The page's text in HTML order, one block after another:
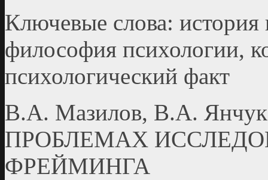
Ключевые слова: история
философия психологии,
психологический факт
В.А. Мазилов, В.А.
ПРОБЛЕМАХ
ФРЕЙМИНГА